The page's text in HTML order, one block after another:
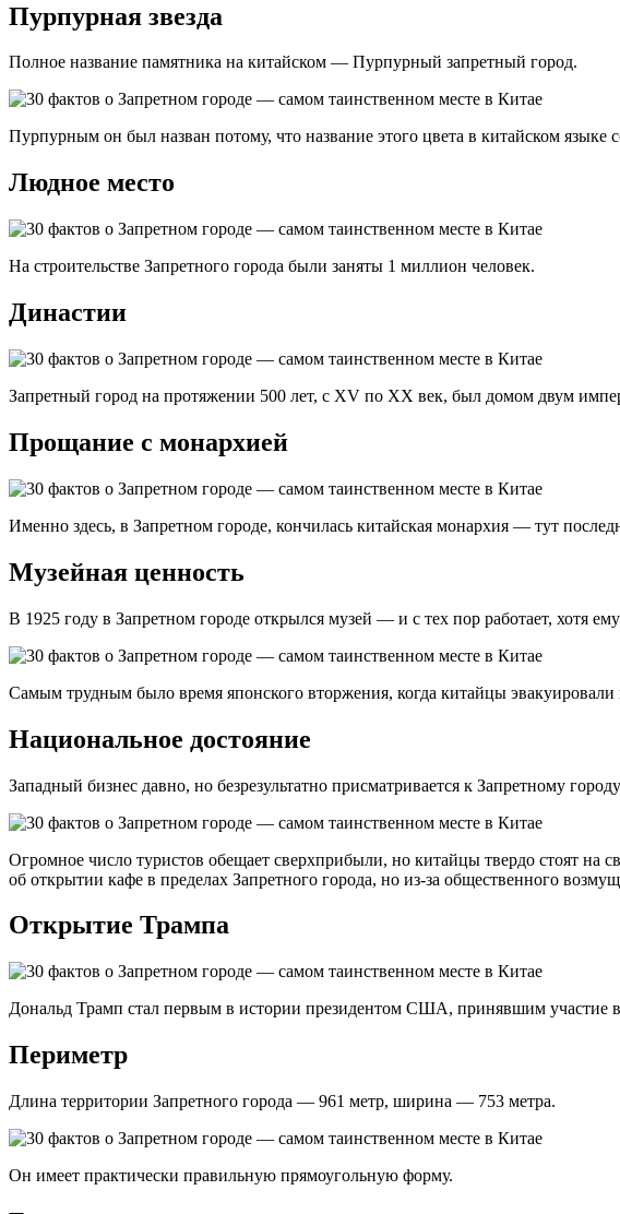
Пурпурная звезда
Полное название памятника на китайском — Пурпурный запретный город.
Пурпурным он был назван потому, что название этого цвета в китайском
Людное место
На строительстве Запретного города были заняты 1 миллион человек.
Династии
Запретный город на протяжении 500 лет, с XV по XX век, был домом двум
Прощание с монархией
Именно здесь, в Запретном городе, кончилась китайская монархия — тут
Музейная ценность
В 1925 году в Запретном городе открылся музей — и с тех пор работает, хотя
Самым трудным было время японского вторжения, когда китайцы
Национальное достояние
Западный бизнес давно, но безрезультатно присматривается к Запретному
Огромное число туристов обещает сверхприбыли, но китайцы твердо стоят на
об открытии кафе в пределах Запретного города, но из-за общественного
Открытие Трампа
Дональд Трамп стал первым в истории президентом США, принявшим участие в
Периметр
Длина территории Запретного города — 961 метр, ширина — 753 метра.
Он имеет практически правильную прямоугольную форму.